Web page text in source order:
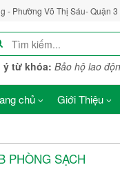
- Phường Võ Thị Sáu- Quận
ý từ khóa: Bảo hộ lao
chủ Giới Thiệu
PHÒNG SẠCH